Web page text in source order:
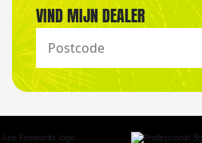
VIND MIJN DEALER